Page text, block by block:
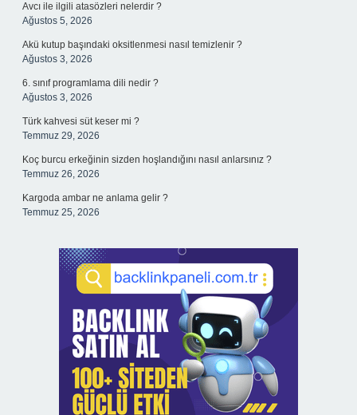
Avcı ile ilgili atasözleri nelerdir ?
Ağustos 5, 2026
Akü kutup başındaki oksitlenmesi nasıl temizlenir ?
Ağustos 3, 2026
6. sınıf programlama dili nedir ?
Ağustos 3, 2026
Türk kahvesi süt keser mi ?
Temmuz 29, 2026
Koç burcu erkeğinin sizden hoşlandığını nasıl anlarsınız ?
Temmuz 26, 2026
Kargoda ambar ne anlama gelir ?
Temmuz 25, 2026